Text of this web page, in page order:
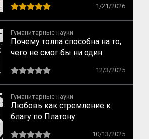
тех, кому помогает
1/21/2026
Гуманитарные науки
Почему толпа способна на то,
чего не смог бы ни один
механизмы по Лебону
12/3/2025
Гуманитарные науки
Любовь как стремление к
благу по Платону
10/13/2025